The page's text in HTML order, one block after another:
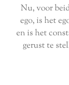
Nu, voor
ego, is het
en is het
gerust te